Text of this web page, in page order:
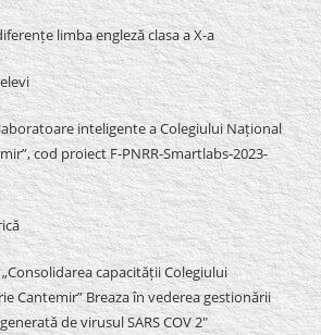
limba engleză clasa a X-a
inteligente a Colegiului Național
cod proiect F-PNRR-Smartlabs-2023-
capacității Colegiului
Cantemir” Breaza în vederea gestionării
de virusul SARS COV 2″